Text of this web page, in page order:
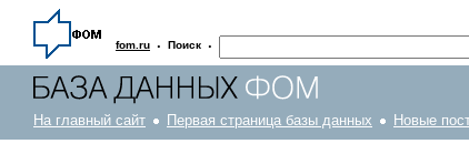
fom.ru · Поиск ·
На главный сайт Первая страница базы данных Новые